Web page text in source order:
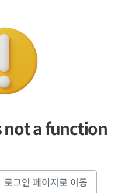
not a function
로그인 페이지로 이동